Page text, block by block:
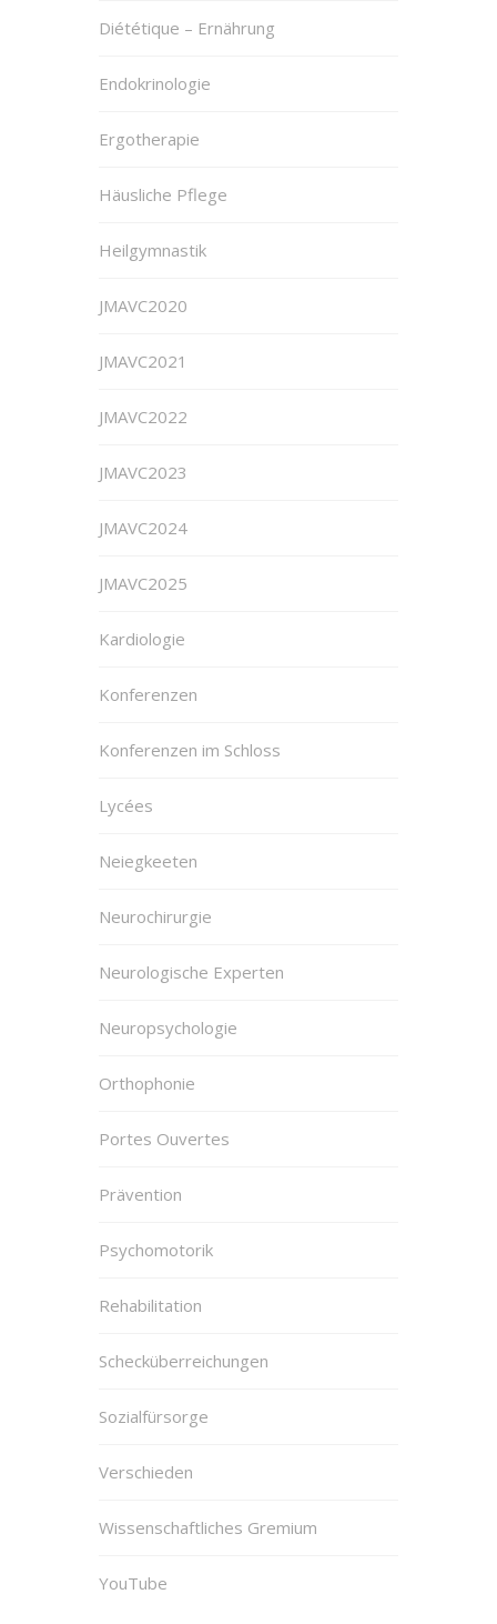
Diététique – Ernährung
Endokrinologie
Ergotherapie
Häusliche Pflege
Heilgymnastik
JMAVC2020
JMAVC2021
JMAVC2022
JMAVC2023
JMAVC2024
JMAVC2025
Kardiologie
Konferenzen
Konferenzen im Schloss
Lycées
Neiegkeeten
Neurochirurgie
Neurologische Experten
Neuropsychologie
Orthophonie
Portes Ouvertes
Prävention
Psychomotorik
Rehabilitation
Schecküberreichungen
Sozialfürsorge
Verschieden
Wissenschaftliches Gremium
YouTube